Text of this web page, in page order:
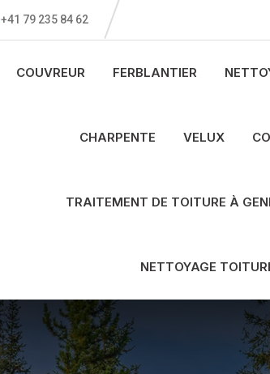
+41 79 235 84 62
COUVREUR FERBLANTIER
CHARPENTE VELUX
TRAITEMENT DE TOITURE À
NETTOYAGE